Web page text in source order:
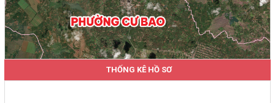
THỐNG KÊ HỒ SƠ